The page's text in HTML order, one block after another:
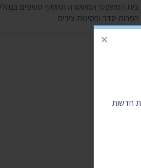
חדשות
×
בית המשפט: המשטרה תחשוף סעיפים בנהלי
הפרות סדר וחסימת צירים